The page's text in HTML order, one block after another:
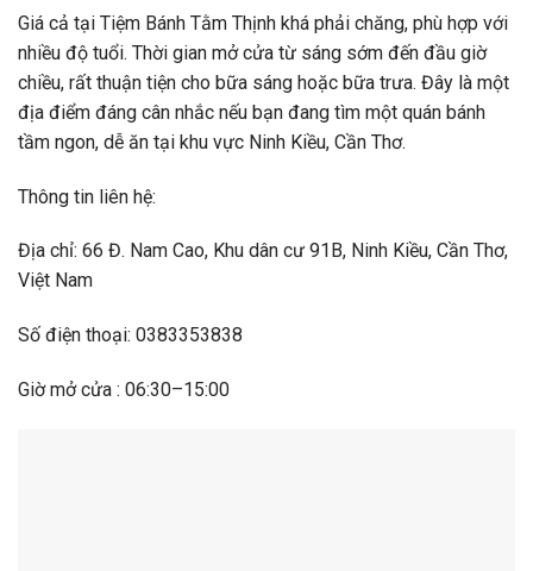
Giá cả tại Tiệm Bánh Tằm Thịnh khá phải chăng, phù hợp với
nhiều độ tuổi. Thời gian mở cửa từ sáng sớm đến đầu giờ
chiều, rất thuận tiện cho bữa sáng hoặc bữa trưa. Đây là một
địa điểm đáng cân nhắc nếu bạn đang tìm một quán bánh
tầm ngon, dễ ăn tại khu vực Ninh Kiều, Cần Thơ.
Thông tin liên hệ:
Địa chỉ: 66 Đ. Nam Cao, Khu dân cư 91B, Ninh Kiều, Cần Thơ,
Việt Nam
Số điện thoại: 0383353838
Giờ mở cửa : 06:30–15:00